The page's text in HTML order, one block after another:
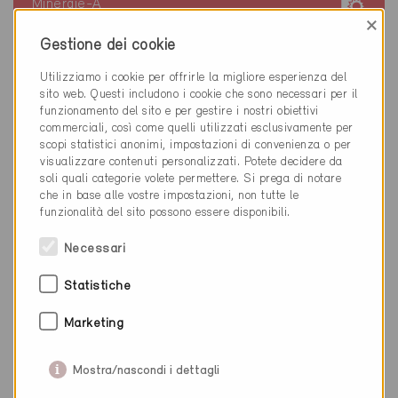
Minergie-A
Wabern 3084
Nuova costruzione, Abitazioni MF
BE-137-A
Gestione dei cookie
×
Utilizziamo i cookie per offrirle la migliore esperienza del
sito web. Questi includono i cookie che sono necessari per il
funzionamento del sito e per gestire i nostri obiettivi
commerciali, così come quelli utilizzati esclusivamente per
scopi statistici anonimi, impostazioni di convenienza o per
visualizzare contenuti personalizzati. Potete decidere da
soli quali categorie volete permettere. Si prega di notare
che in base alle vostre impostazioni, non tutte le
funzionalità del sito possono essere disponibili.
Necessari
Statistiche
Marketing
Mostra/nascondi i dettagli